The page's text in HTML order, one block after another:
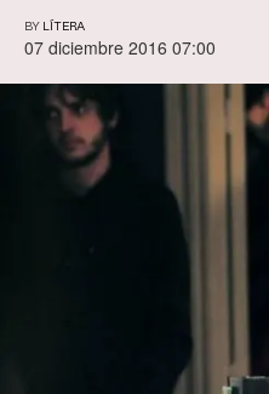
BY LÍTERA
07 diciembre 2016 07:00